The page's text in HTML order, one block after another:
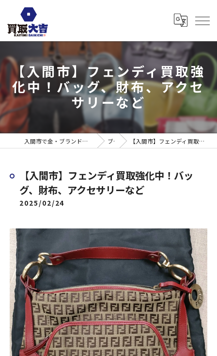
【入間市】フェンディ買取強
化中！バッグ、財布、アクセ
サリーなど
入間市で金・ブランド売るなら買取大吉 ウエスタ武蔵藤沢店 ブログ 【入間市】フェンディ買取強化中！バッグ、財布、アクセサリーなど
【入間市】フェンディ買取強化中！バッ
グ、財布、アクセサリーなど
2025/02/24